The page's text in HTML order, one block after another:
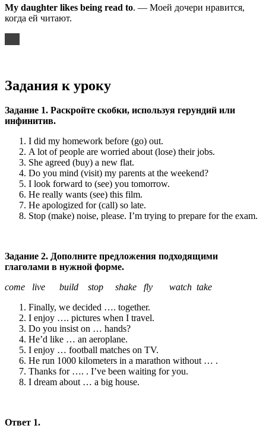
My daughter likes being read to. — Моей дочери нравится,
когда ей читают.
Задания к уроку
Задание 1. Раскройте скобки, используя герундий или
инфинитив.
I did my homework before (go) out.
A lot of people are worried about (lose) their jobs.
She agreed (buy) a new flat.
Do you mind (visit) my parents at the weekend?
I look forward to (see) you tomorrow.
He really wants (see) this film.
He apologized for (call) so late.
Stop (make) noise, please. I’m trying to prepare for the exam.
Задание 2. Дополните предложения подходящими
глаголами в нужной форме.
come live build stop shake fly watch take
Finally, we decided …. together.
I enjoy …. pictures when I travel.
Do you insist on … hands?
He’d like … an aeroplane.
I enjoy … football matches on TV.
He run 1000 kilometers in a marathon without … .
Thanks for …. . I’ve been waiting for you.
I dream about … a big house.
Ответ 1.